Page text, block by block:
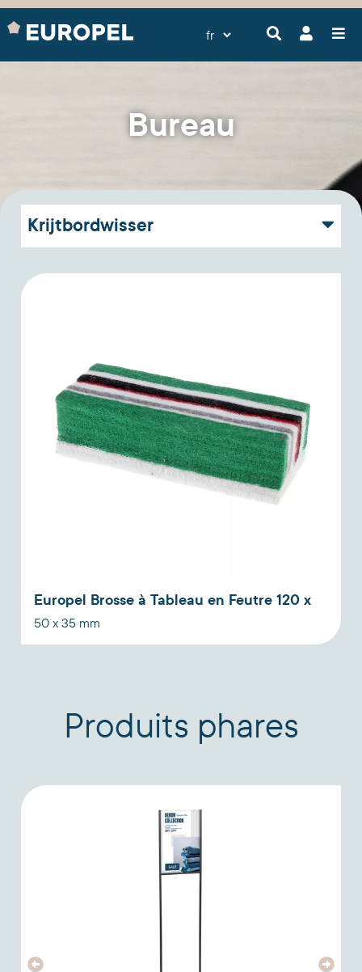
Bureau
Krijtbordwisser
Europel Brosse à Tableau en Feutre 120 x
50 x 35 mm
Produits phares